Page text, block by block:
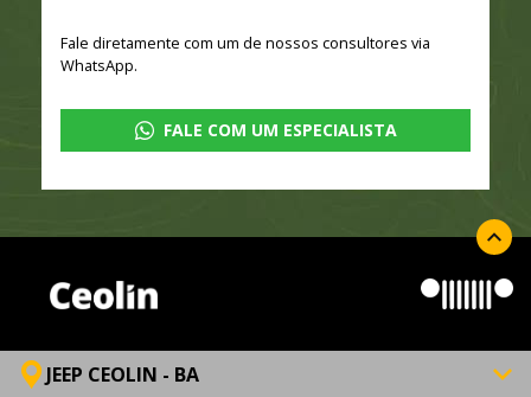
Fale diretamente com um de nossos consultores via
WhatsApp.
FALE COM UM ESPECIALISTA
JEEP CEOLIN - BA